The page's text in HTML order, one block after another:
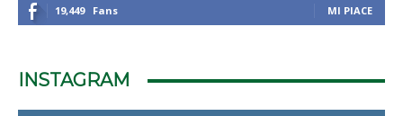
19,449 Fans MI PIACE
INSTAGRAM